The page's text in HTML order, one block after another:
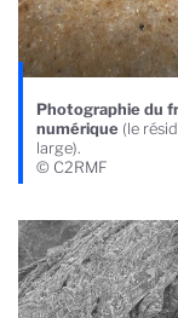
Photographie du
numérique (le
large).
© C2RMF